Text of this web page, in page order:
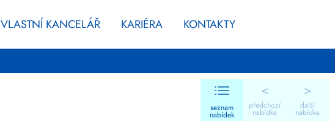
VLASTNÍ KANCELÁŘ KARIÉRA KONTAKTY
<
předchozí
nabídka
seznam
nabídek
>
další
nabídka